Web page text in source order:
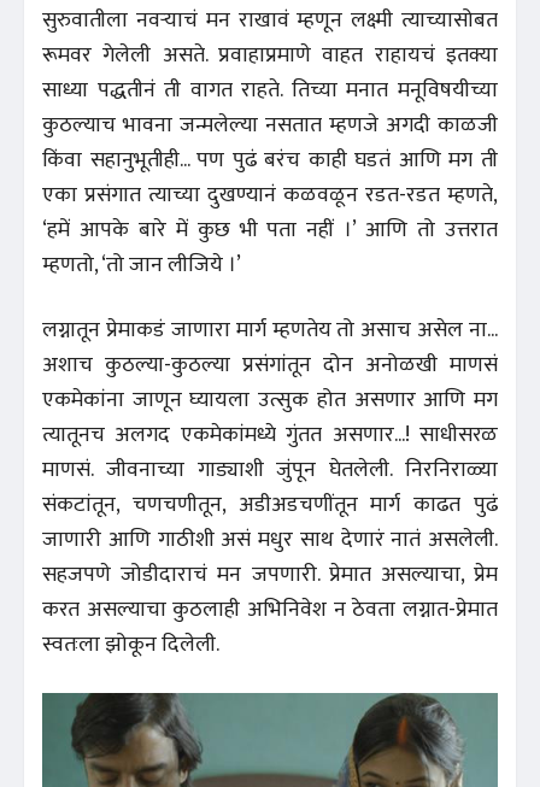
सुरुवातीला नवर्‍याचं मन राखावं म्हणून लक्ष्मी त्याच्यासोबत
रूमवर गेलेली असते. प्रवाहाप्रमाणे वाहत राहायचं इतक्या
साध्या पद्धतीनं ती वागत राहते. तिच्या मनात मनूविषयीच्या
कुठल्याच भावना जन्मलेल्या नसतात म्हणजे अगदी काळजी
किंवा सहानुभूतीही... पण पुढं बरंच काही घडतं आणि मग ती
एका प्रसंगात त्याच्या दुखण्यानं कळवळून रडत-रडत म्हणते,
‘हमें आपके बारे में कुछ भी पता नहीं ।’ आणि तो उत्तरात
म्हणतो, ‘तो जान लीजिये ।’
लग्नातून प्रेमाकडं जाणारा मार्ग म्हणतेय तो असाच असेल ना...
अशाच कुठल्या-कुठल्या प्रसंगांतून दोन अनोळखी माणसं
एकमेकांना जाणून घ्यायला उत्सुक होत असणार आणि मग
त्यातूनच अलगद एकमेकांमध्ये गुंतत असणार...! साधीसरळ
माणसं. जीवनाच्या गाड्याशी जुंपून घेतलेली. निरनिराळ्या
संकटांतून, चणचणीतून, अडीअडचणींतून मार्ग काढत पुढं
जाणारी आणि गाठीशी असं मधुर साथ देणारं नातं असलेली.
सहजपणे जोडीदाराचं मन जपणारी. प्रेमात असल्याचा, प्रेम
करत असल्याचा कुठलाही अभिनिवेश न ठेवता लग्नात-प्रेमात
स्वतःला झोकून दिलेली.